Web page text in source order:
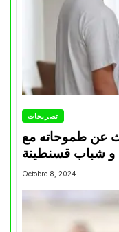
تصريحات
عن طموحاته مع
و شباب قسنطينة
Octobre 8, 2024